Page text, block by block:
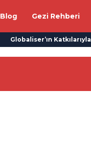
Blog Gezi Rehberi
Globaliser’ın Katkılarıyla